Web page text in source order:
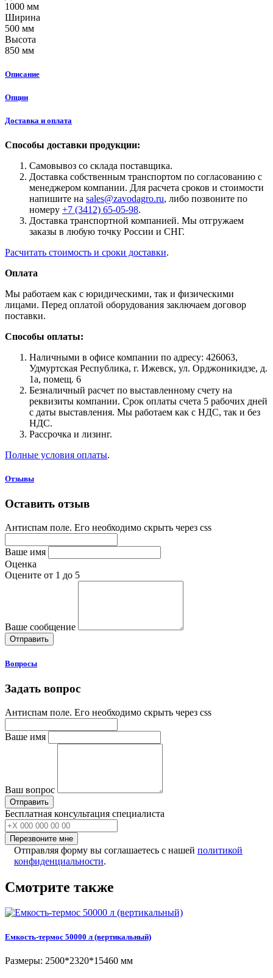
1000 мм
Ширина
500 мм
Высота
850 мм
Описание
Опции
Доставка и оплата
Способы доставки продукции:
Самовывоз со склада поставщика.
Доставка собственным транспортом по согласованию с
менеджером компании. Для расчета сроков и стоимости
напишите на sales@zavodagro.ru, либо позвоните по
номеру +7 (3412) 65-05-98.
Доставка транспортной компанией. Мы отгружаем
заказы в любую точку России и СНГ.
Расчитать стоимость и сроки доставки.
Оплата
Мы работаем как с юридическими, так и физическими
лицами. Перед оплатой оборудования заключаем договор
поставки.
Способы оплаты:
Наличными в офисе компании по адресу: 426063,
Удмуртская Республика, г. Ижевск, ул. Орджоникидзе, д.
1а, помещ. 6
Безналичный расчет по выставленному счету на
реквизиты компании. Срок оплаты счета 5 рабочих дней
с даты выставления. Мы работаем как с НДС, так и без
НДС.
Рассрочка и лизинг.
Полные условия оплаты.
Отзывы
Оставить отзыв
Антиспам поле. Его необходимо скрыть через css
Ваше имя
Оценка
Оцените от 1 до 5
Ваше сообщение
Вопросы
Задать вопрос
Антиспам поле. Его необходимо скрыть через css
Ваше имя
Ваш вопрос
Бесплатная консультация специалиста
Перезвоните мне
Отправляя форму вы соглашаетесь с нашей политикой
конфиденциальности.
Смотрите также
Емкость-термос 50000 л (вертикальный)
Размеры: 2500*2320*15460 мм